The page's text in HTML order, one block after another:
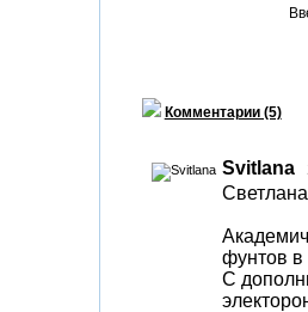
Комментарии (5)
Svitlana
фунтов в
С